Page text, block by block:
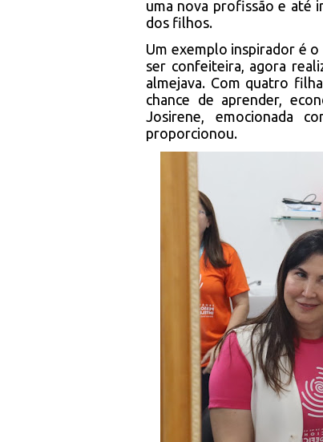
uma nova profissão e até
dos filhos.
Um exemplo inspirador é
ser confeiteira, agora
almejava. Com quatro
chance de aprender,
Josirene, emocionada
proporcionou.